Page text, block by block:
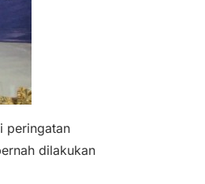
peringatan
dilakukan